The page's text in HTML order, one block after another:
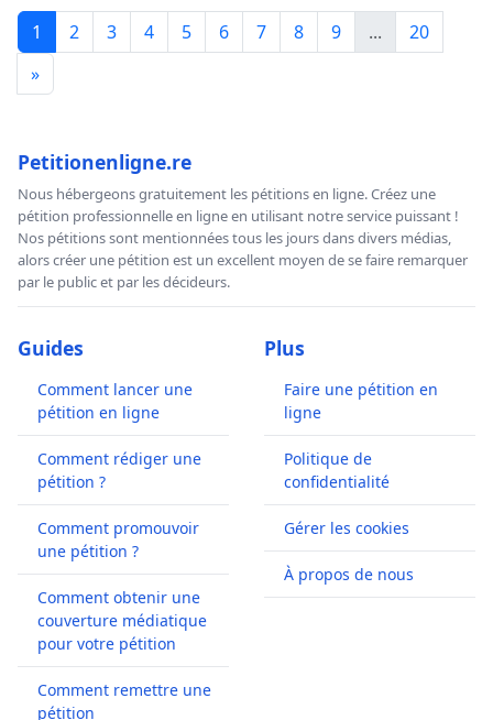
1 2 3 4 5 6 7 8 9 ...
20
»
Petitionenligne.re
Nous hébergeons gratuitement les pétitions en ligne. Créez une
pétition professionnelle en ligne en utilisant notre service puissant !
Nos pétitions sont mentionnées tous les jours dans divers médias,
alors créer une pétition est un excellent moyen de se faire remarquer
par le public et par les décideurs.
Guides
Comment lancer une
pétition en ligne
Comment rédiger une
pétition ?
Comment promouvoir
une pétition ?
Comment obtenir une
couverture médiatique
pour votre pétition
Comment remettre une
pétition
Plus
Faire une pétition en
ligne
Politique de
confidentialité
Gérer les cookies
À propos de nous